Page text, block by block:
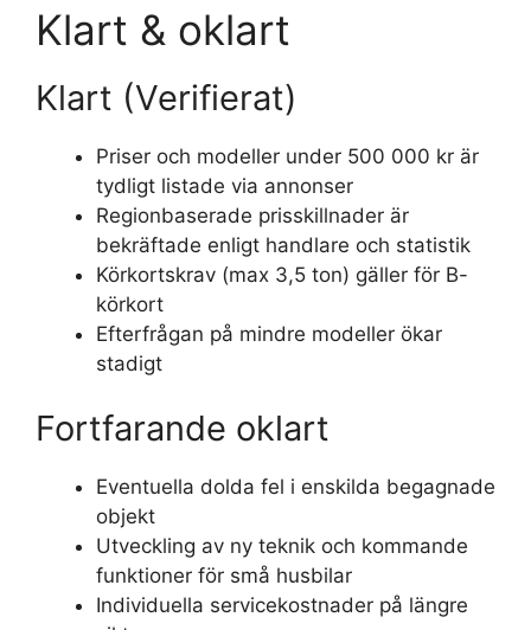
Klart & oklart
Klart (Verifierat)
Priser och modeller under 500 000 kr är
tydligt listade via annonser
Regionbaserade prisskillnader är
bekräftade enligt handlare och statistik
Körkortskrav (max 3,5 ton) gäller för B-
körkort
Efterfrågan på mindre modeller ökar
stadigt
Fortfarande oklart
Eventuella dolda fel i enskilda begagnade
objekt
Utveckling av ny teknik och kommande
funktioner för små husbilar
Individuella servicekostnader på längre